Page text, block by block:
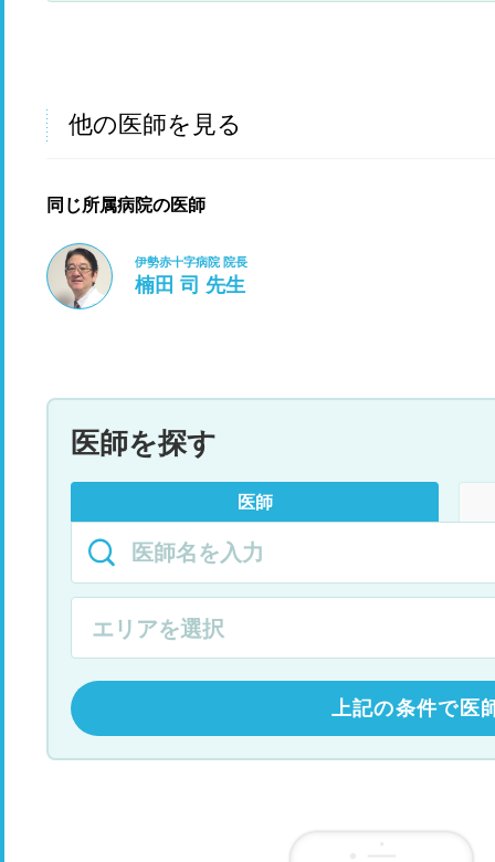
他の医師を見る
同じ所属病院の医師
伊勢赤十字病院 院長
楠田 司 先生
医師を探す
医師
上記の条件で医